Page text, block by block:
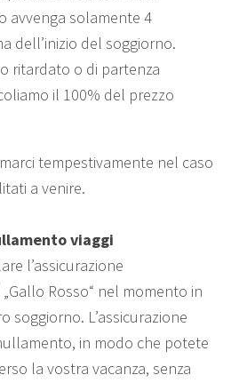
avvenga solamente 4
dell’inizio del soggiorno.
ritardato o di partenza
il 100% del prezzo
tempestivamente nel caso
a venire.
viaggi
l’assicurazione
Rosso“ nel momento in
soggiorno. L’assicurazione
in modo che potete
la vostra vacanza, senza